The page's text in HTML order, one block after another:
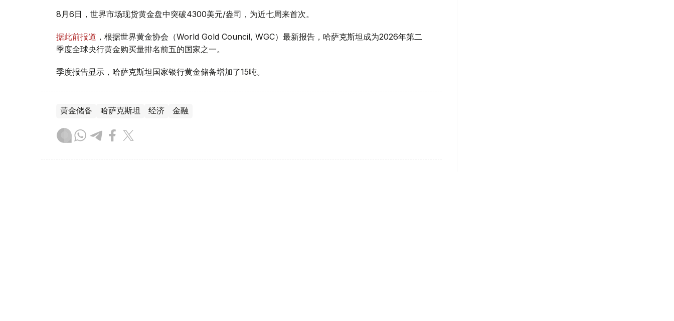
8月6日，世界市场现货黄金盘中突破4300美元/盎司，为近七周来首次。
据此前报道 ，根据世界黄金协会（World Gold Council, WGC）最新报告，哈萨克斯坦成为2026年第二
季度全球央行黄金购买量排名前五的国家之一。
季度报告显示，哈萨克斯坦国家银行黄金储备增加了15吨。
黄金储备 哈萨克斯坦 经济 金融